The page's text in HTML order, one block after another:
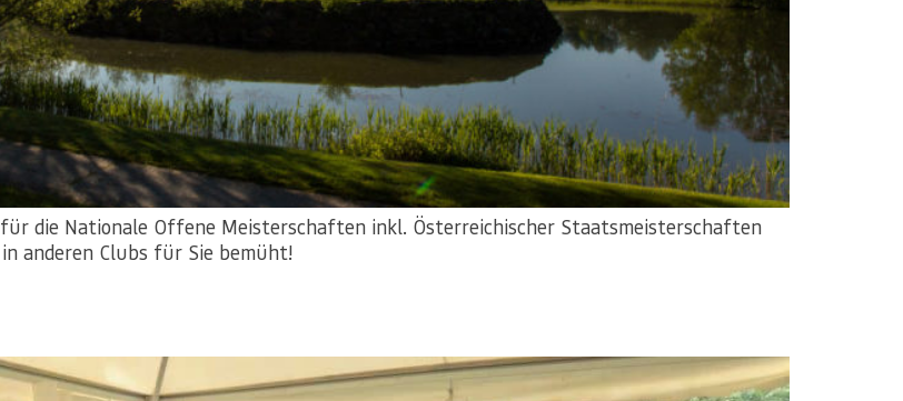
für die Nationale Offene Meisterschaften inkl. Österreichischer Staatsmeisterschaften
anderen Clubs für Sie bemüht!